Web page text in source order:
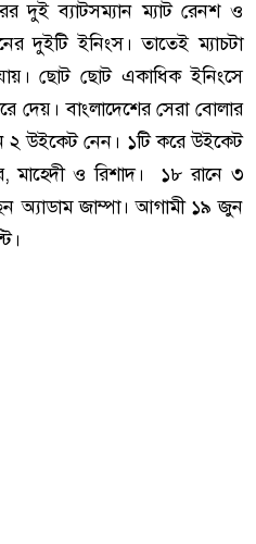
দুই ব্যাটসম্যান ম্যাট রেনশ ও
দুইটি ইনিংস। তাতেই ম্যাচটা
ছোট ছোট একাধিক ইনিংসে
দেয়। বাংলাদেশের সেরা বোলার
২ উইকেট নেন। ১টি করে উইকেট
মাহেদী ও রিশাদ। ১৮ রানে ৩
অ্যাডাম জাম্পা। আগামী ১৯ জুন